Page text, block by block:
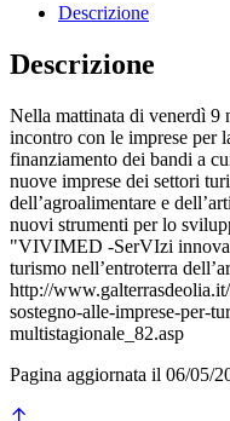
Descrizione
Descrizione
Nella mattinata di venerdì 9
incontro con le imprese per
finanziamento dei bandi a
nuove imprese dei settori
dell’agroalimentare e
nuovi strumenti per lo
"VIVIMED -SerVIzi
turismo nell’entroterra
http://
sostegno-alle-imprese-per-
multistagionale_82.asp
Pagina aggiornata il 06/05/